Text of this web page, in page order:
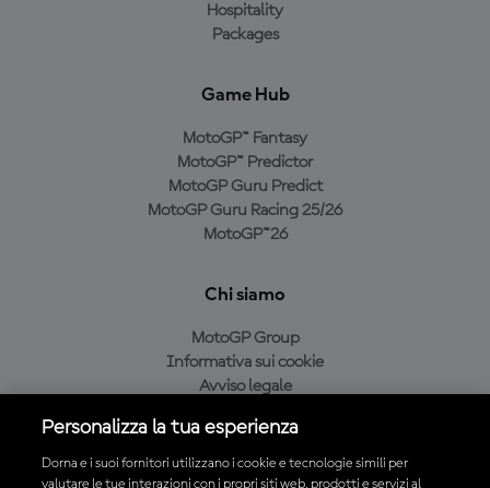
Hospitality
Packages
Game Hub
MotoGP™ Fantasy
MotoGP™ Predictor
MotoGP Guru Predict
MotoGP Guru Racing 25/26
MotoGP™26
Chi siamo
MotoGP Group
Informativa sui cookie
Avviso legale
Condizioni di acquisto
Personalizza la tua esperienza
Dorna e i suoi fornitori utilizzano i cookie e tecnologie simili per
valutare le tue interazioni con i propri siti web, prodotti e servizi al